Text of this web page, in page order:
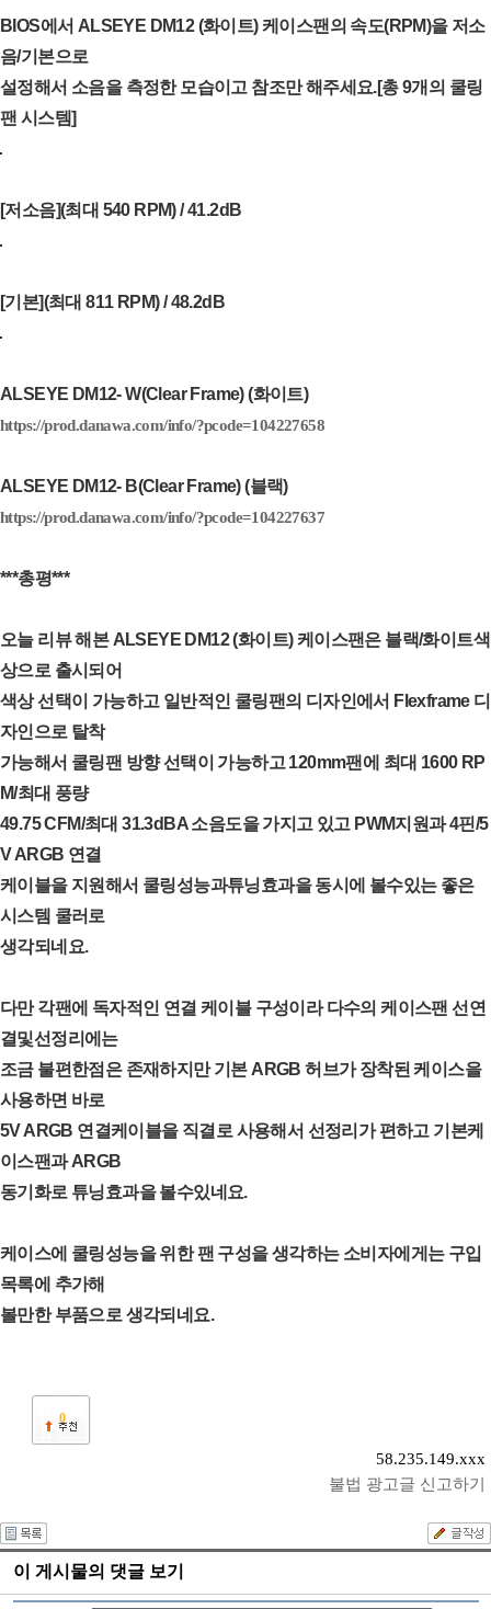
BIOS에서 ALSEYE DM12 (화이트) 케이스팬의 속도(RPM)을 저소
음/기본으로
설정해서 소음을 측정한 모습이고 참조만 해주세요.[총 9개의 쿨링
팬 시스템]
[저소음](최대 540 RPM) / 41.2dB
[기본](최대 811 RPM) / 48.2dB
ALSEYE DM12- W(Clear Frame) (화이트)
https://prod.danawa.com/info/?pcode=104227658
ALSEYE DM12- B(Clear Frame) (블랙)
https://prod.danawa.com/info/?pcode=104227637
***총평***
오늘 리뷰 해본 ALSEYE DM12 (화이트) 케이스팬은 블랙/화이트색
상으로 출시되어
색상 선택이 가능하고 일반적인 쿨링팬의 디자인에서 Flexframe 디
자인으로 탈착
가능해서 쿨링팬 방향 선택이 가능하고 120mm팬에 최대 1600 RP
M/최대 풍량
49.75 CFM/최대 31.3dBA 소음도을 가지고 있고 PWM지원과 4핀/5
V ARGB 연결
케이블을 지원해서 쿨링성능과튜닝효과을 동시에 볼수있는 좋은
시스템 쿨러로
생각되네요.
다만 각팬에 독자적인 연결 케이블 구성이라 다수의 케이스팬 선연
결및선정리에는
조금 불편한점은 존재하지만 기본 ARGB 허브가 장착된 케이스을
사용하면 바로
5V ARGB 연결케이블을 직결로 사용해서 선정리가 편하고 기본케
이스팬과 ARGB
동기화로 튜닝효과을 볼수있네요.
케이스에 쿨링성능을 위한 팬 구성을 생각하는 소비자에게는 구입
목록에 추가해
볼만한 부품으로 생각되네요.
0
58.235.149.xxx
불법 광고글 신고하기
이 게시물의 댓글 보기